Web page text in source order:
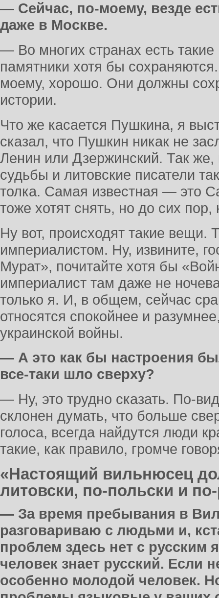
— Сейчас, по-моему, везде
даже в Москве.
— Во многих странах есть такие
памятники хотя бы
моему, хорошо. Они должны
истории.
Что же касается Пушкина, я
сказал, что Пушкин никак не
Ленин или Дзержинский. Так же,
судьбы и литовские писатели
толка. Самая известная — это
тоже хотят снять, но до сих
Ну вот, происходят такие вещи.
империалистом. Ну, извините,
Мурат», почитайте хотя бы
империалист там даже не
только я. И, в общем, сейчас
относятся спокойнее и
украинской войны.
— А это как бы настроения
все-таки шло сверху?
— Ну, это трудно сказать. По-
склонен думать, что больше
голоса, всегда найдутся люди
такие, как правило, громче
«Настоящий вильнюсец
литовски, по-польски и
— За время пребывания в
разговариваю с людьми и,
проблем здесь нет с русским
человек знает русский. Если
особенно молодой человек.